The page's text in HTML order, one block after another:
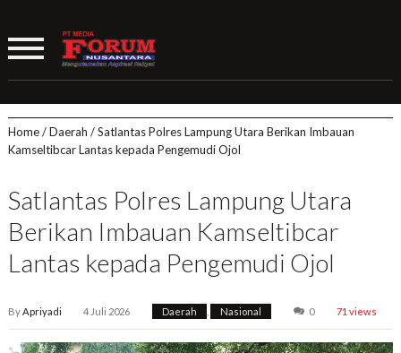
Home/Daerah /Satlantas Polres Lampung Utara Berikan Imbauan
Kamseltibcar Lantas kepada Pengemudi Ojol
Satlantas Polres Lampung Utara
Berikan Imbauan Kamseltibcar
Lantas kepada Pengemudi Ojol
ByApriyadi 4 Juli 2026 Daerah Nasional 0 71 views